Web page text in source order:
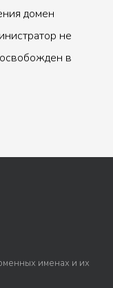
домен
не
в
именах и их